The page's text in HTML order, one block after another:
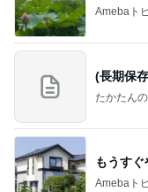
Amebaト
(長期保
たかたん
もうす
Amebaト